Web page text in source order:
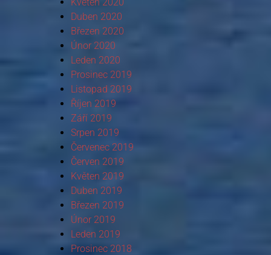
Duben 2020
Březen 2020
Únor 2020
Leden 2020
Prosinec 2019
Listopad 2019
Říjen 2019
Září 2019
Srpen 2019
Červenec 2019
Červen 2019
Květen 2019
Duben 2019
Březen 2019
Únor 2019
Leden 2019
Prosinec 2018